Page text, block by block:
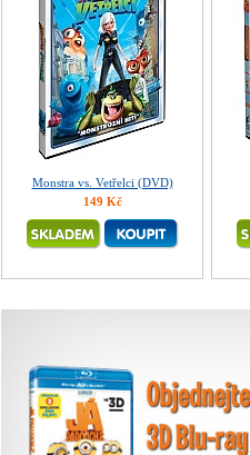
Monstra vs. Vetřelci (DVD)
149 Kč